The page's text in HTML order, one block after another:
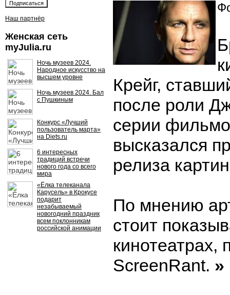
Наш партнёр
Женская сеть
myJulia.ru
Ночь музеев 2024.
Народное искусство на
высшем уровне
Ночь музеев 2024. Бал
с Пушкиным
Конкурс «Лучший
пользователь марта»
на Diets.ru
6 интересных
традиций встречи
нового года со всего
мира
«Ёлка телеканала
Карусель» в Крокусе
подарит
незабываемый
новогодний праздник
всем поклонникам
российской анимации
Крейг,
после роли
серии
высказался
релиза
По мнению
стоит
кинотеатрах,
ScreenRant. »